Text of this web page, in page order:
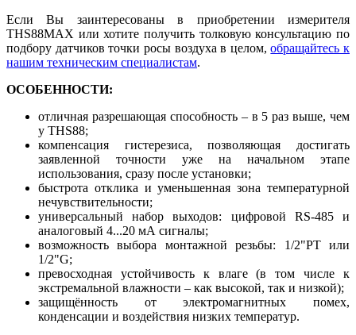
Если Вы заинтересованы в приобретении измерителя
THS88MAX или хотите получить толковую консультацию по
подбору датчиков точки росы воздуха в целом,обращайтесь к
нашим техническим специалистам.
ОСОБЕННОСТИ:
отличная разрешающая способность – в 5 раз выше, чем
у THS88;
компенсация гистерезиса, позволяющая достигать
заявленной точности уже на начальном этапе
использования, сразу после установки;
быстрота отклика и уменьшенная зона температурной
нечувствительности;
универсальный набор выходов: цифровой RS-485 и
аналоговый 4...20 мА сигналы;
возможность выбора монтажной резьбы: 1/2"PT или
1/2"G;
превосходная устойчивость к влаге (в том числе к
экстремальной влажности – как высокой, так и низкой);
защищённость от электромагнитных помех,
конденсации и воздействия низких температур.